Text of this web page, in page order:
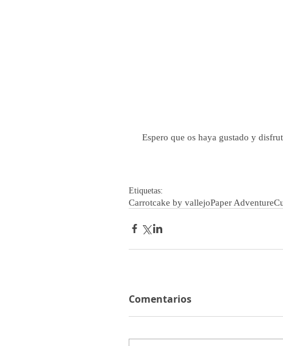
Espero que os haya gustado y
Etiquetas:
Carrotcake by vallejoPaper Adventure
Comentarios